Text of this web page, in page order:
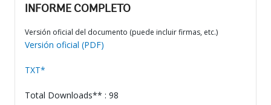
INFORME COMPLETO
Versión oficial del documento (puede incluir firmas, etc.)
Versión oficial (PDF)
TXT*
Total Downloads** : 98